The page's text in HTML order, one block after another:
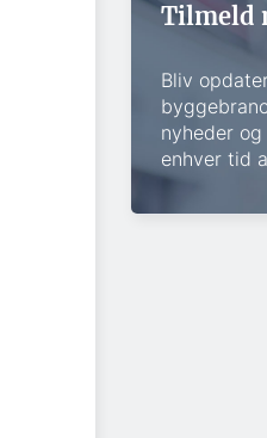
Tilmeld
Bliv
nyheder
enhver tid